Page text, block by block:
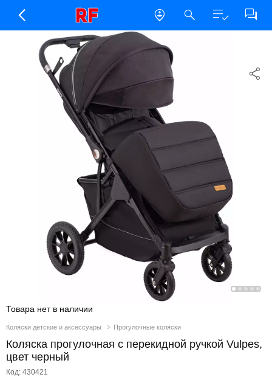
Коляски детские и аксессуары Прогулочные коляски
Коляска прогулочная с перекидной ручкой Vulpes,
цвет черный
Код: 430421
Товара нет в наличии